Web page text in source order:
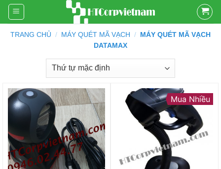
Skip
content
TRANG CHỦ / MÁY QUÉT MÃ VẠCH / MÁY QUÉT MÃ VẠCH
DATAMAX
₫
Mua Nhiều
1.190.000₫ 890.000